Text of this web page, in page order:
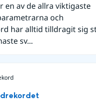
en av de allra viktigaste
och
har alltid tilldragit sig
sv...